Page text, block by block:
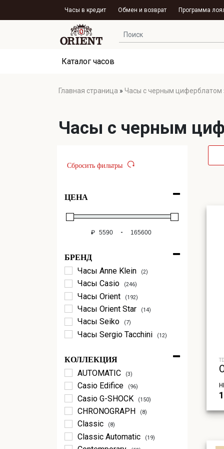
Часы в кредит Обмен и возврат Программа
Каталог часов
Главная страница » Часы с черным циферблатом
Часы с черным
Сбросить фильтры
ЦЕНА
₽
Мин. цена
-
Макс. цена
БРЕНД
Часы Anne Klein (2)
Часы Casio (246)
Часы Orient (192)
Часы Orient Star (14)
Часы Seiko (7)
Часы Sergio Tacchini (12)
КОЛЛЕКЦИЯ
AUTOMATIC (3)
Casio Edifice (96)
Casio G-SHOCK (150)
CHRONOGRAPH (8)
Classic (8)
Classic Automatic (19)